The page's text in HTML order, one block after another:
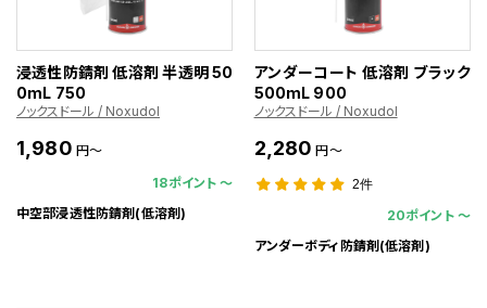
浸透性防錆剤 低溶剤 半透明 50
0mL 750
ノックスドール / Noxudol
1,980 円～
18ポイント 〜
中空部浸透性防錆剤(低溶剤)
アンダーコート 低溶剤 ブラック
500mL 900
ノックスドール / Noxudol
2,280 円～
2件
20ポイント 〜
アンダーボディ防錆剤(低溶剤)